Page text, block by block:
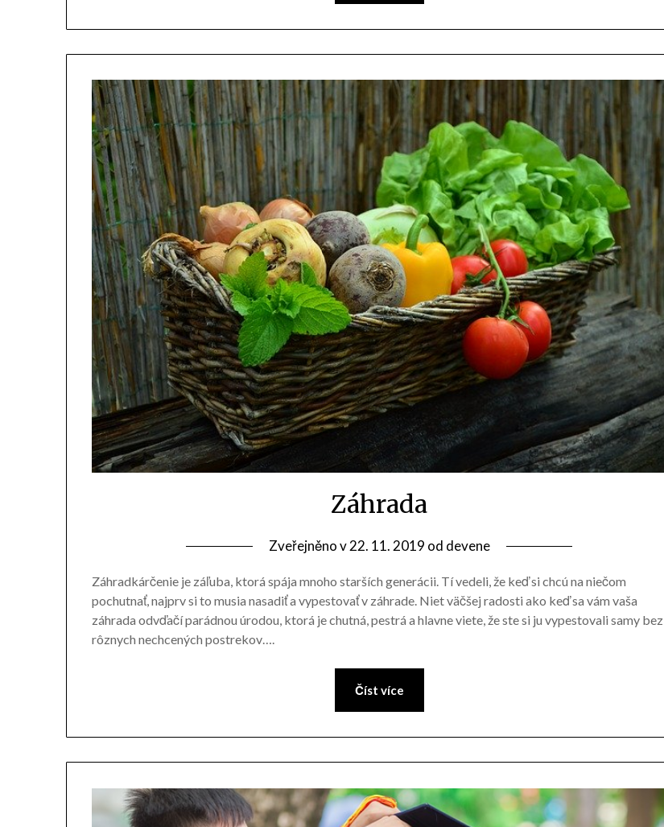
Záhrada
Zveřejněno v22. 11. 2019 od devene
Záhradkárčenie je záľuba, ktorá spája mnoho starších generácii. Tí vedeli, že keď si chcú na niečom
pochutnať, najprv si to musia nasadiť a vypestovať v záhrade. Niet väčšej radosti ako keď sa vám vaša
záhrada odvďačí parádnou úrodou, ktorá je chutná, pestrá a hlavne viete, že ste si ju vypestovali samy bez
rôznych nechcených postrekov….
Číst více